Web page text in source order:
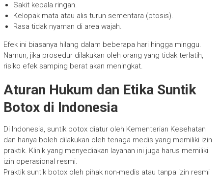
Sakit kepala ringan.
Kelopak mata atau alis turun sementara (ptosis).
Rasa tidak nyaman di area wajah.
Efek ini biasanya hilang dalam beberapa hari hingga minggu.
Namun, jika prosedur dilakukan oleh orang yang tidak terlatih,
risiko efek samping berat akan meningkat.
Aturan Hukum dan Etika Suntik
Botox di Indonesia
Di Indonesia, suntik botox diatur oleh Kementerian Kesehatan
dan hanya boleh dilakukan oleh tenaga medis yang memiliki izin
praktik. Klinik yang menyediakan layanan ini juga harus memiliki
izin operasional resmi.
Praktik suntik botox oleh pihak non-medis atau tanpa izin resmi